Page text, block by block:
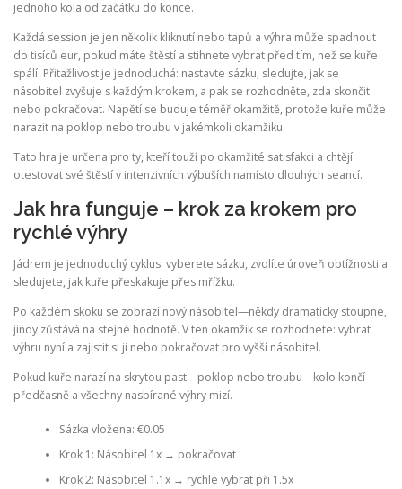
jednoho kola od začátku do konce.
Každá session je jen několik kliknutí nebo tapů a výhra může spadnout
do tisíců eur, pokud máte štěstí a stihnete vybrat před tím, než se kuře
spálí. Přitažlivost je jednoduchá: nastavte sázku, sledujte, jak se
násobitel zvyšuje s každým krokem, a pak se rozhodněte, zda skončit
nebo pokračovat. Napětí se buduje téměř okamžitě, protože kuře může
narazit na poklop nebo troubu v jakémkoli okamžiku.
Tato hra je určena pro ty, kteří touží po okamžité satisfakci a chtějí
otestovat své štěstí v intenzivních výbuších namísto dlouhých seancí.
Jak hra funguje – krok za krokem pro
rychlé výhry
Jádrem je jednoduchý cyklus: vyberete sázku, zvolíte úroveň obtížnosti a
sledujete, jak kuře přeskakuje přes mřížku.
Po každém skoku se zobrazí nový násobitel—někdy dramaticky stoupne,
jindy zůstává na stejné hodnotě. V ten okamžik se rozhodnete: vybrat
výhru nyní a zajistit si ji nebo pokračovat pro vyšší násobitel.
Pokud kuře narazí na skrytou past—poklop nebo troubu—kolo končí
předčasně a všechny nasbírané výhry mizí.
Sázka vložena: €0.05
Krok 1: Násobitel 1x → pokračovat
Krok 2: Násobitel 1.1x → rychle vybrat při 1.5x